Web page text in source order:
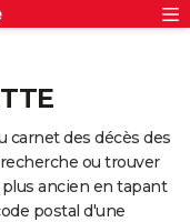
carnet des décès des
ou trouver
ancien en tapant
postal d'une